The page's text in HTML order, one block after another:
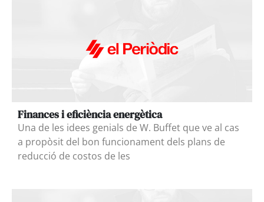
Finances i eficiència energètica
Una de les idees genials de W. Buffet que ve al cas
a propòsit del bon funcionament dels plans de
reducció de costos de les